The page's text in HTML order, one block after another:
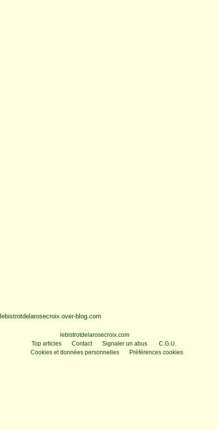
lebistrotdelarosecroix.over-blog.com
lebistrotdelarosecroix.com
Top articles
Contact Signaler un abus
C.G.U.
Cookies et données personnelles
Préférences cookies